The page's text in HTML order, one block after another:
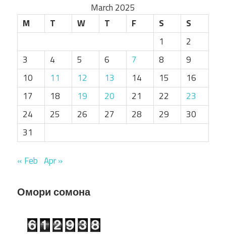
March 2025
M
T W T F S
S
1
2
3
4 5 6 7 8
9
10
11 12 13 14 15
16
17
18 19 20 21 22
23
24
25 26 27 28 29
30
31
« Feb Apr »
Омори сомона